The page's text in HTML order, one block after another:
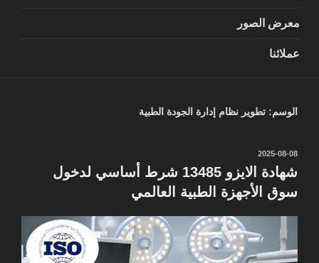
معرض الصور
عملائنا
الوسم: تطوير نظام إدارة الجودة الطبية
نُشر
في
2025-08-08
شهادة الايزو 13485 شرط أساسي لدخول
سوق الأجهزة الطبية العالمي